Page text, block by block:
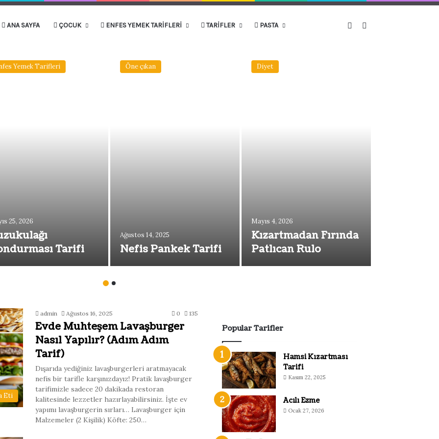
ANA SAYFA ÇOCUK ENFES YEMEK TARIFLERI TARIFLER PASTA Kenar Bölmesi
Yemek Tarifleri
25, 2026
Tarifi
Öne çıkan
Ağustos 14, 2025
Nefis Pankek Tarifi
Diyet
Mayıs 4, 2026
Kızartmadan Fırında
Patlıcan Rulo
Eti
admin Ağustos 16, 2025 0 135
Evde Muhteşem Lavaşburger
Nasıl Yapılır? (Adım Adım
Tarif)
Dışarıda yediğiniz lavaşburgerleri aratmayacak
nefis bir tarifle karşınızdayız! Pratik lavaşburger
tarifimizle sadece 20 dakikada restoran
kalitesinde lezzetler hazırlayabilirsiniz. İşte ev
yapımı lavaşburgerin sırları… Lavaşburger için
Malzemeler (2 Kişilik) Köfte: 250…
Popular Tarifler
Hamsi Kızartması
Tarifi
Kasım 22, 2025
Acılı Ezme
Ocak 27, 2026